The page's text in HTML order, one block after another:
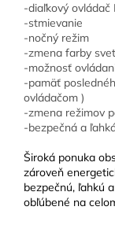
-diaľkový ovládač
-stmievanie
-nočný režim
-zmena farby
-možnosť
-pamäť
ovládačom )
-zmena režimov
-bezpečná a
Široká ponuka
zároveň
bezpečnú, ľahkú
obľúbené na